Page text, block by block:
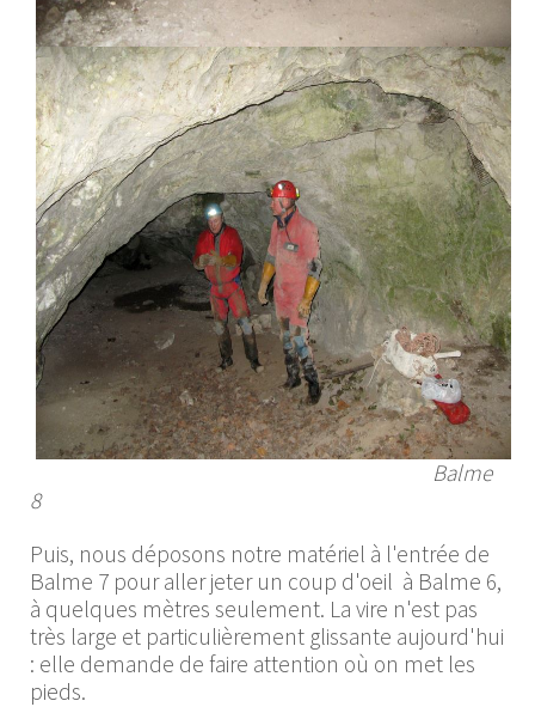
Balme
8
Puis, nous déposons notre matériel à l'entrée de
Balme 7 pour aller jeter un coup d'oeil à Balme 6,
à quelques mètres seulement. La vire n'est pas
très large et particulièrement glissante aujourd'hui
: elle demande de faire attention où on met les
pieds.